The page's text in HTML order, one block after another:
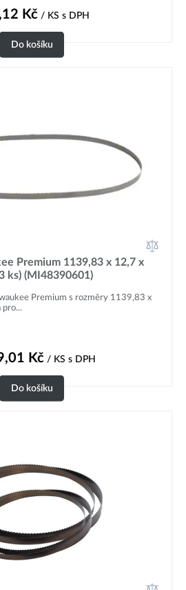
Kč / KS s DPH
Do košíku
Premium 1139,83 x 12,7 x
ks) (MI48390601)
Premium s rozměry 1139,83 x
pro...
Kč/ KS s DPH
Do košíku